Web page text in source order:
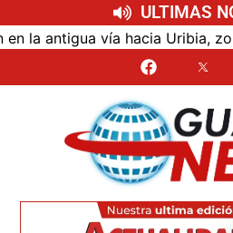
ULTIMAS
vía hacia Uribia, zona